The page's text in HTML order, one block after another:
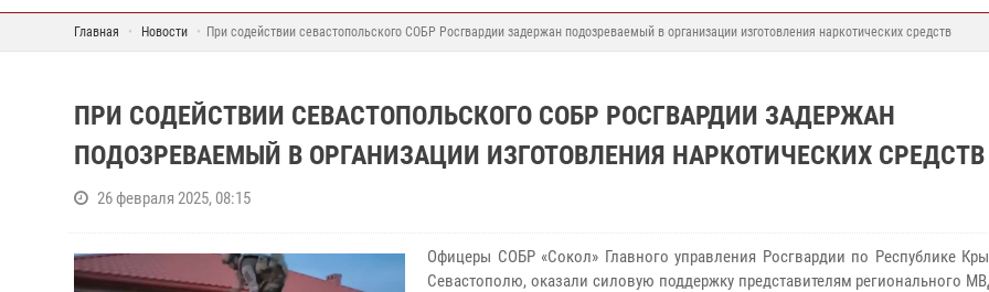
Главная Новости При содействии севастопольского СОБР Росгвардии задержан подозреваемый в организации изготовления наркотических средств
ПРИ СОДЕЙСТВИИ СЕВАСТОПОЛЬСКОГО СОБР РОСГВАРДИИ ЗАДЕРЖАН
ПОДОЗРЕВАЕМЫЙ В ОРГАНИЗАЦИИ ИЗГОТОВЛЕНИЯ НАРКОТИЧЕСКИХ СРЕДСТВ
26 февраля 2025, 08:15
Офицеры СОБР «Сокол» Главного управления Росгвардии по Республике
Севастополю, оказали силовую поддержку представителям регионального